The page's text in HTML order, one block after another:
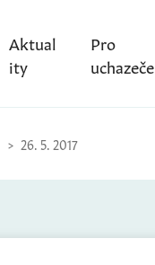
Aktual
ity
Pro
uchazeče
26. 5. 2017